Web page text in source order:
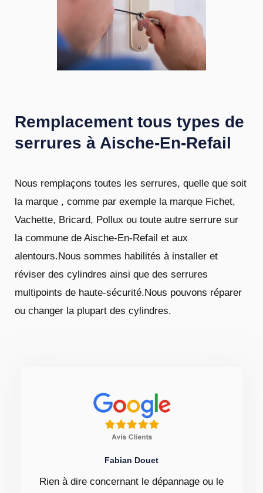
Remplacement tous types de
serrures à Aische-En-Refail
Nous remplaçons toutes les serrures, quelle que soit
la marque , comme par exemple la marque Fichet,
Vachette, Bricard, Pollux ou toute autre serrure sur
la commune de Aische-En-Refail et aux
alentours.Nous sommes habilités à installer et
réviser des cylindres ainsi que des serrures
multipoints de haute-sécurité.Nous pouvons réparer
ou changer la plupart des cylindres.
Fabian Douet
Rien à dire concernant le dépannage ou le